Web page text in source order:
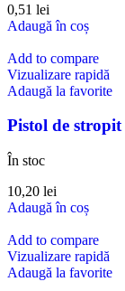
0,51 lei
Adaugă în coș
Add to compare
Vizualizare rapidă
Adaugă la favorite
Pistol de
În stoc
10,20 lei
Adaugă în coș
Add to compare
Vizualizare rapidă
Adaugă la favorite